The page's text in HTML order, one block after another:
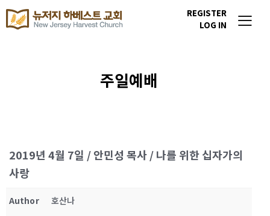
REGISTER
LOG IN
주일예배
2019년 4월 7일 / 안민성 목사 / 나를 위한 십자가의
사랑
Author
호산나